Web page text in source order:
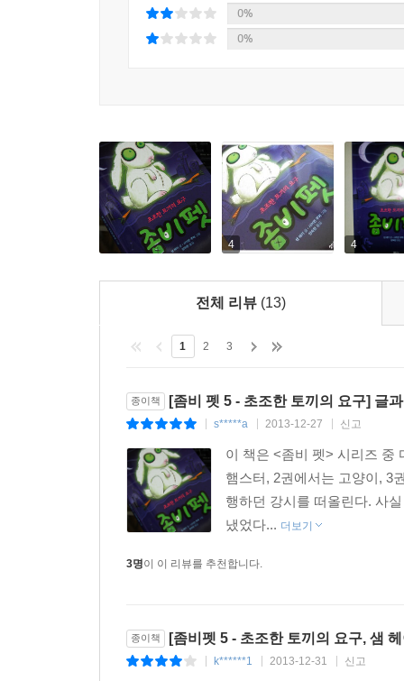
애완동물을 다시 살펴보게 만든다. 이 책이 독
질문에는 애완동물도 우리처럼 목숨을 지닌 하나
0%
0%
4 4
전체 리뷰 (13)
1 2 3
종이책 [좀비 펫 5 - 초조한 토끼의 요구] 글
s*****a 2013-12-27 신고
이 책은 <좀비 펫> 시리즈 중
햄스터, 2권에서는 고양이, 3
행하던 강시를 떠올린다. 사
냈었다... 더보기
3명이 이 리뷰를 추천합니다.
종이책 [좀비펫 5 - 초조한 토끼의 요구, 샘
k******1 2013-12-31 신고